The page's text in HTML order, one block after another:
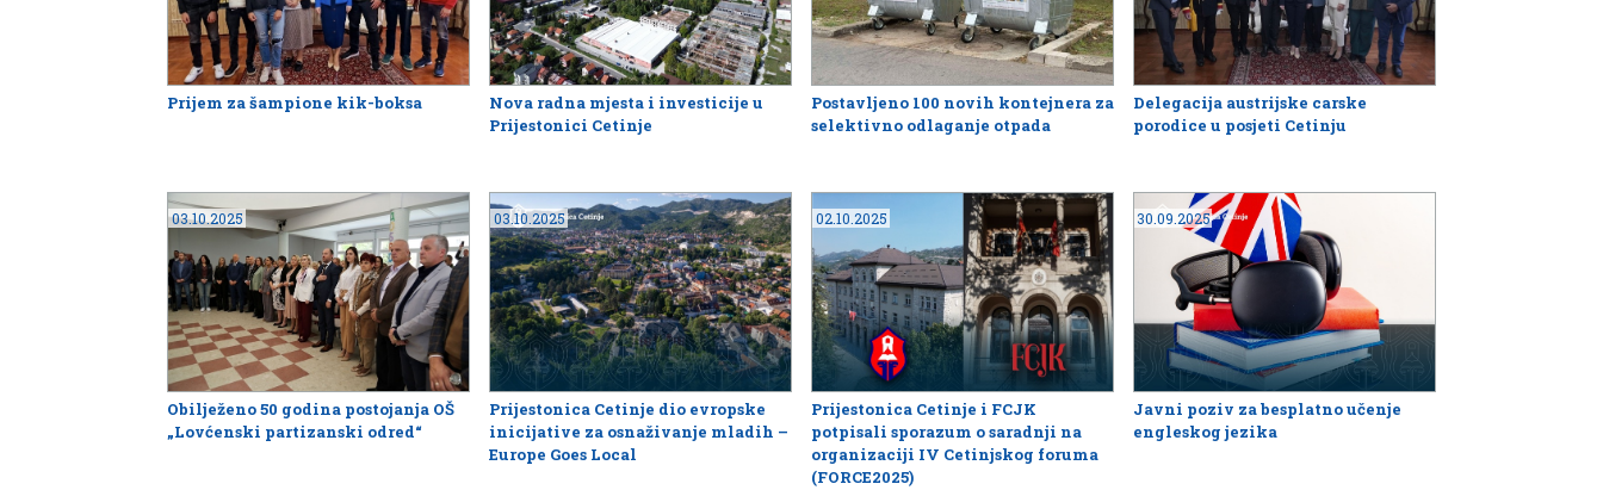
Prijem za šampione kik-boksa
Nova radna mjesta i investicije u
Prijestonici Cetinje
Postavljeno 100 novih kontejnera za
selektivno odlaganje otpada
Delegacija austrijske carske
porodice u posjeti Cetinju
03.10.2025
Obilježeno 50 godina postojanja OŠ
„Lovćenski partizanski odred“
03.10.2025
Prijestonica Cetinje dio evropske
inicijative za osnaživanje mladih –
Europe Goes Local
02.10.2025
Prijestonica Cetinje i FCJK
potpisali sporazum o saradnji na
organizaciji IV Cetinjskog foruma
(FORCE2025)
30.09.2025
Javni poziv za besplatno učenje
engleskog jezika